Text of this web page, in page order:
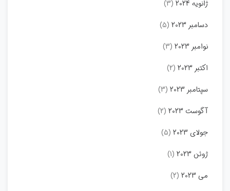
ژانویه 2024
(3)
دسامبر 2023
(5)
نوامبر 2023
(3)
اکتبر 2023
(2)
سپتامبر 2023
(3)
آگوست 2023
(2)
جولای 2023
(5)
ژوئن 2023
(1)
می 2023
(2)